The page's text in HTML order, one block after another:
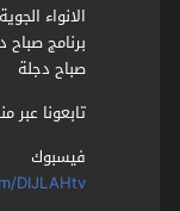
الانواء
برنامج صباح دجلة 25-10-2018 قناة
صباح دجلة
تابعونا عبر
فيسبوك
DIJLAHtv